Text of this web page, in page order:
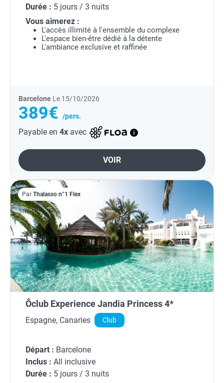
Durée : 5 jours / 3 nuits
Vous aimerez :
L'accès illimité à l'ensemble du complexe
L'espace bien-être dédié à la détente
L'ambiance exclusive et raffinée
Barcelone Le 15/10/2026
389€ /pers.
Payable en 4x avec
VOIR
Par Thalasso n°1 Flex
Ôclub Experience Jandia Princess 4*
Espagne, Canaries Club
Départ : Barcelone
Inclus : All inclusive
Durée : 5 jours / 3 nuits